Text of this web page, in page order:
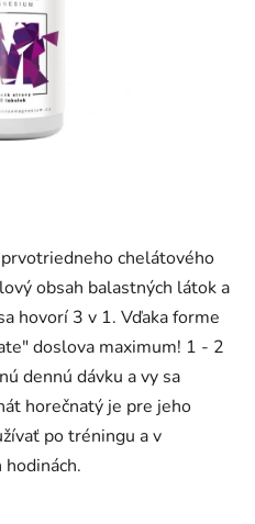
chelátového
obsah balastných látok a
hovorí 3 v 1. Vďaka forme
doslova maximum! 1 - 2
dennú dávku a vy sa
horečnatý je pre jeho
po tréningu a v